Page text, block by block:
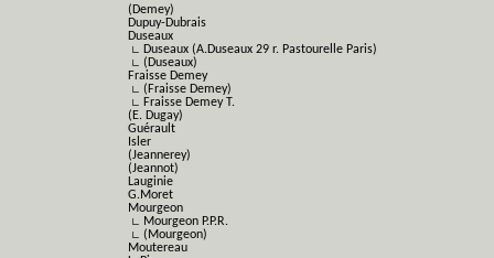
(Demey)
Dupuy-Dubrais
Duseaux
∟ Duseaux (A.Duseaux 29 r. Pastourelle Paris)
∟ (Duseaux)
Fraisse Demey
∟ (Fraisse Demey)
∟ Fraisse Demey T.
(E. Dugay)
Guérault
Isler
(Jeannerey)
(Jeannot)
Lauginie
G.Moret
Mourgeon
∟ Mourgeon P.P.R.
∟ (Mourgeon)
Moutereau